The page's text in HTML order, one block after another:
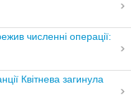
численні операції:
Квітнева загинула